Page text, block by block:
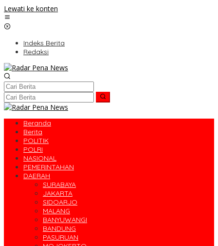
Lewati ke konten
Indeks Berita
Redaksi
Beranda
Berita
POLITIK
POLRI
NASIONAL
PEMERINTAHAN
DAERAH
SURABAYA
JAKARTA
SIDOARJO
MALANG
BANYUWANGI
BANDUNG
PASURUAN